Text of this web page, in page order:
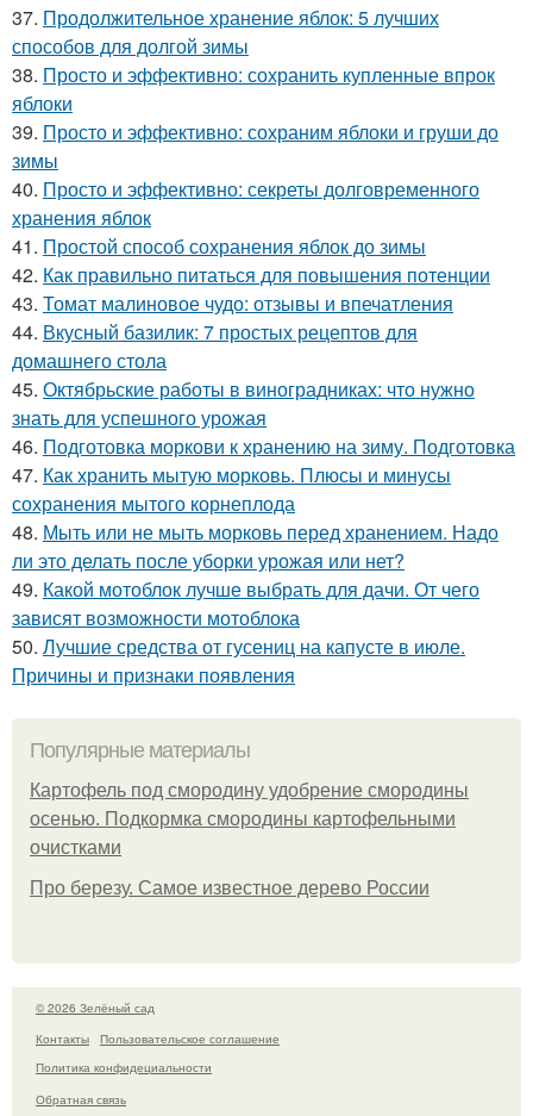
37. Продолжительное хранение яблок: 5 лучших
способов для долгой зимы
38. Просто и эффективно: сохранить купленные впрок
яблоки
39. Просто и эффективно: сохраним яблоки и груши до
зимы
40. Просто и эффективно: секреты долговременного
хранения яблок
41. Простой способ сохранения яблок до зимы
42. Как правильно питаться для повышения потенции
43. Томат малиновое чудо: отзывы и впечатления
44. Вкусный базилик: 7 простых рецептов для
домашнего стола
45. Октябрьские работы в виноградниках: что нужно
знать для успешного урожая
46. Подготовка моркови к хранению на зиму. Подготовка
47. Как хранить мытую морковь. Плюсы и минусы
сохранения мытого корнеплода
48. Мыть или не мыть морковь перед хранением. Надо
ли это делать после уборки урожая или нет?
49. Какой мотоблок лучше выбрать для дачи. От чего
зависят возможности мотоблока
50. Лучшие средства от гусениц на капусте в июле.
Причины и признаки появления
Популярные материалы
Картофель под смородину удобрение смородины
осенью. Подкормка смородины картофельными
очистками
Про березу. Самое известное дерево России
© 2026 Зелёный сад
Контакты
Пользовательское соглашение
Политика конфидециальности
Обратная связь